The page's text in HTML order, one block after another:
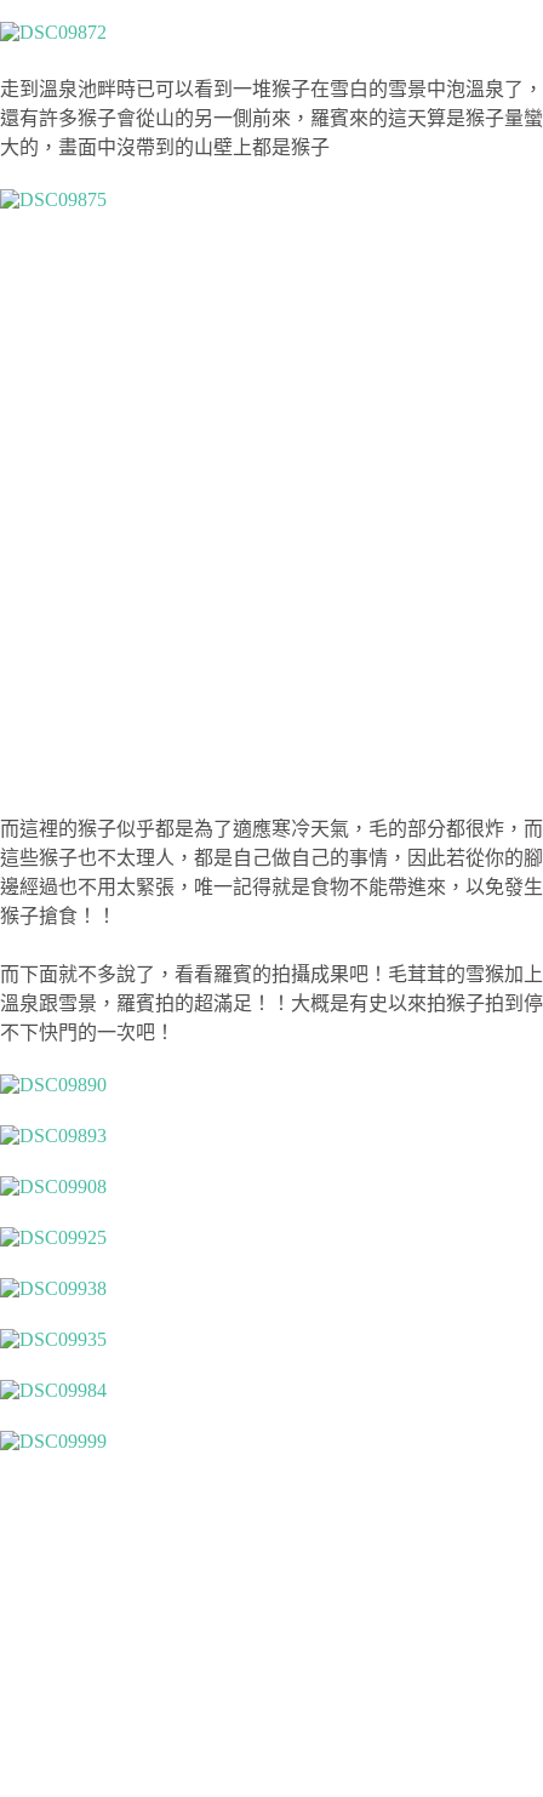
走到溫泉池畔時已可以看到一堆猴子在雪白的雪景中泡溫泉了，
還有許多猴子會從山的另一側前來，羅賓來的這天算是猴子量蠻
大的，畫面中沒帶到的山壁上都是猴子
而這裡的猴子似乎都是為了適應寒冷天氣，毛的部分都很炸，而
這些猴子也不太理人，都是自己做自己的事情，因此若從你的腳
邊經過也不用太緊張，唯一記得就是食物不能帶進來，以免發生
猴子搶食！！
而下面就不多說了，看看羅賓的拍攝成果吧！毛茸茸的雪猴加上
溫泉跟雪景，羅賓拍的超滿足！！大概是有史以來拍猴子拍到停
不下快門的一次吧！